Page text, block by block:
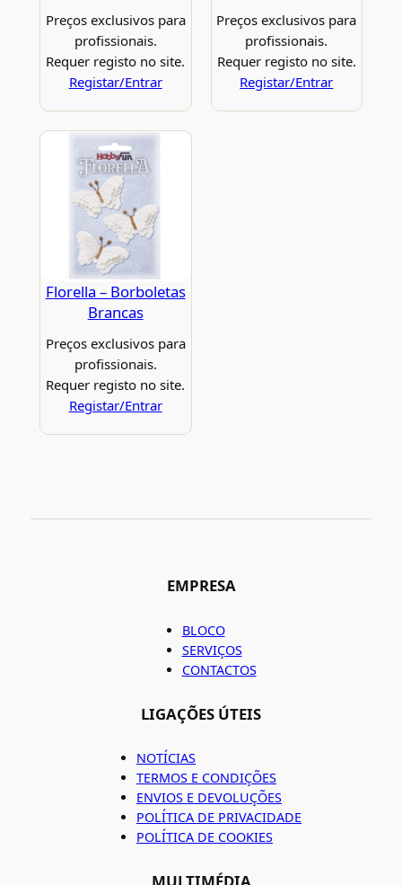
Preços exclusivos para
profissionais.
Requer registo no site.
Registar/Entrar
Preços exclusivos para
profissionais.
Requer registo no site.
Registar/Entrar
Florella – Borboletas
Brancas
Preços exclusivos para
profissionais.
Requer registo no site.
Registar/Entrar
EMPRESA
BLOCO
SERVIÇOS
CONTACTOS
LIGAÇÕES ÚTEIS
NOTÍCIAS
TERMOS E CONDIÇÕES
ENVIOS E DEVOLUÇÕES
POLÍTICA DE PRIVACIDADE
POLÍTICA DE COOKIES